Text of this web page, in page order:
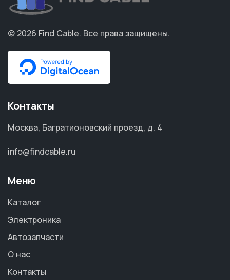
© 2026 Find Cable. Все права защищены.
Контакты
Москва, Багратионовский проезд, д. 4
info@findcable.ru
Меню
Каталог
Электроника
Автозапчасти
О нас
Контакты